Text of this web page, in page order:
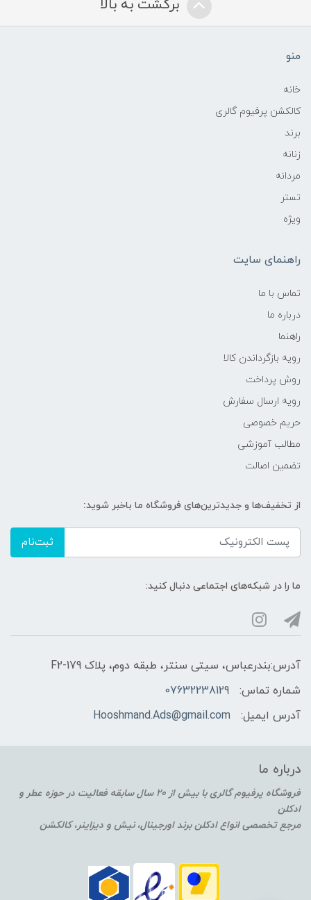
برگشت به بالا
منو
خانه
کالکشن پرفیوم گالری
برند
زنانه
مردانه
تستر
ویژه
راهنمای سایت
تماس با ما
درباره ما
راهنما
رویه‌ بازگرداندن کالا
روش پرداخت
رویه ارسال سفارش
حریم خصوصی
مطالب آموزشی
تضمین اصالت
از تخفیف‌ها و جدیدترین‌های فروشگاه ما باخبر شوید:
ثبت‌نام
ما را در شبکه‌های اجتماعی دنبال کنید:
آدرس:بندرعباس، سیتی سنتر، طبقه دوم، پلاک F2-179
شماره تماس:
07632238129
آدرس ایمیل:
Hooshmand.Ads@gmail.com
درباره ما
فروشگاه پرفیوم گالری با بیش از 20 سال سابقه فعالیت در حوزه عطر و
ادکلن
مرجع تخصصی انواع ادکلن برند اورجینال، نیش و دیزاینر، کالکشن